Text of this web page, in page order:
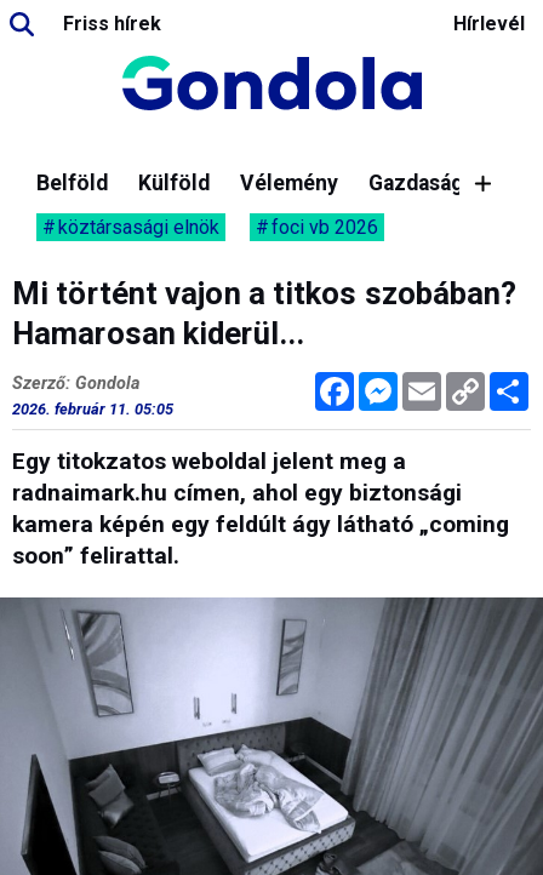
Friss hírek Hírlevél
Belföld Külföld Vélemény Gazdaság
köztársasági elnök foci vb 2026
Mi történt vajon a titkos szobában?
Hamarosan kiderül...
FacebookMessenger
Email Copy
Link
Szerző: Gondola
2026. február 11. 05:05
Egy titokzatos weboldal jelent meg a
radnaimark.hu címen, ahol egy biztonsági
kamera képén egy feldúlt ágy látható „coming
soon” felirattal.